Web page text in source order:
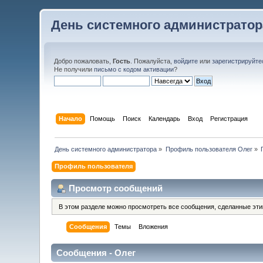
День системного
Добро пожаловать,Гость . Пожалуйста,войдите или
Не получилиписьмо с кодом активации?
Начало Помощь Поиск Календарь Вход Регистрация
День системного администратора » Профиль пользователя Олег»
Профиль пользователя
Просмотр сообщений
В этом разделе можно просмотреть все сообщения, сделанные
Сообщения Темы Вложения
Сообщения - Олег